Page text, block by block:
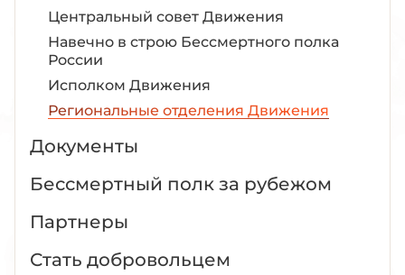
Центральный совет Движения
Навечно в строю Бессмертного полка
России
Исполком Движения
Региональные отделения Движения
Документы
Бессмертный полк за рубежом
Партнеры
Стать добровольцем